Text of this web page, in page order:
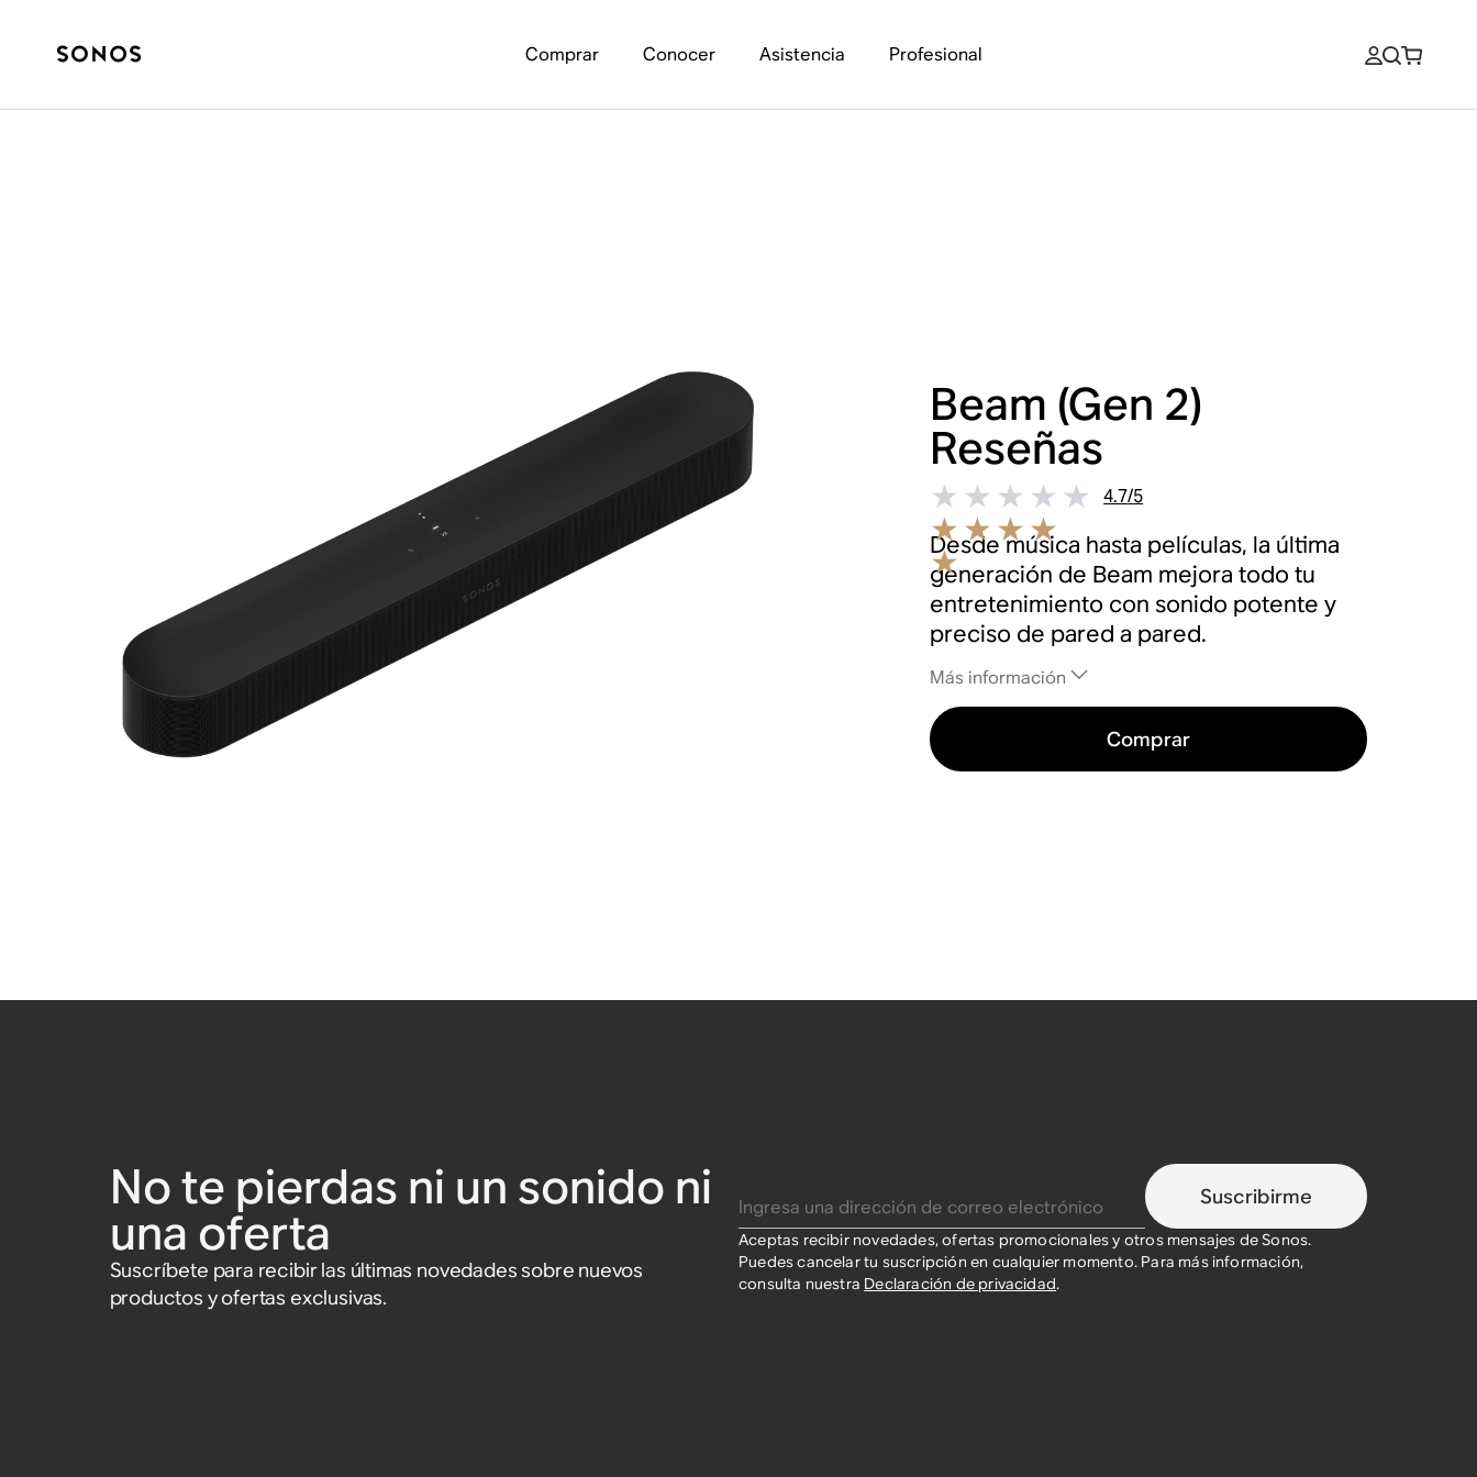
Comprar Conocer Asistencia Profesional
Beam (Gen 2)
Reseñas
4.7/5
Desde música hasta películas, la última
generación de Beam mejora todo tu
entretenimiento con sonido potente y
preciso de pared a pared.
Más información
Comprar
No te pierdas ni un sonido ni
una oferta
Suscríbete para recibir las últimas novedades sobre nuevos
productos y ofertas exclusivas.
Suscribirme
Aceptas recibir novedades, ofertas promocionales y otros mensajes de Sonos.
Puedes cancelar tu suscripción en cualquier momento. Para más información,
consulta nuestra Declaración de privacidad.